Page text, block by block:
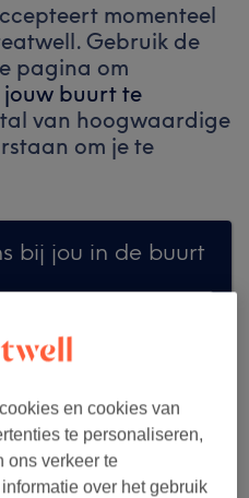
momenteel
Gebruik de
pagina om
jouw buurt te
tal van hoogwaardige
om je te
bij jou in de buurt
en cookies van
te personaliseren,
ons verkeer te
over het gebruik